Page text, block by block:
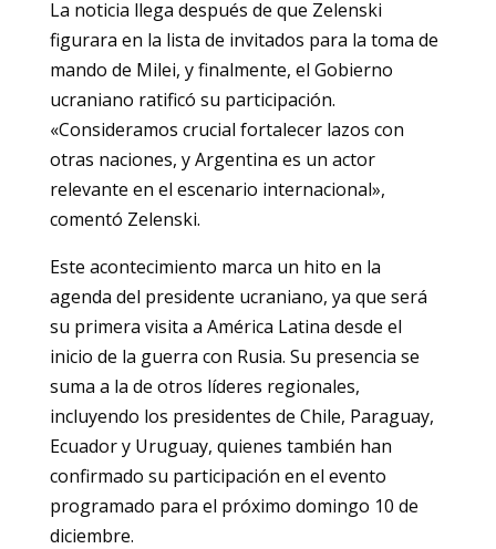
La noticia llega después de que Zelenski
figurara en la lista de invitados para la toma de
mando de Milei, y finalmente, el Gobierno
ucraniano ratificó su participación.
«Consideramos crucial fortalecer lazos con
otras naciones, y Argentina es un actor
relevante en el escenario internacional»,
comentó Zelenski.
Este acontecimiento marca un hito en la
agenda del presidente ucraniano, ya que será
su primera visita a América Latina desde el
inicio de la guerra con Rusia. Su presencia se
suma a la de otros líderes regionales,
incluyendo los presidentes de Chile, Paraguay,
Ecuador y Uruguay, quienes también han
confirmado su participación en el evento
programado para el próximo domingo 10 de
diciembre.